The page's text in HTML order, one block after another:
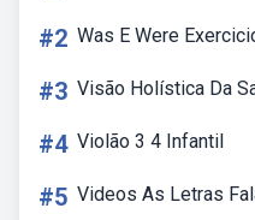
#2 Was E Were
#3 Visão Holística Da
#4 Violão 3 4 Infantil
#5 Videos As Letras